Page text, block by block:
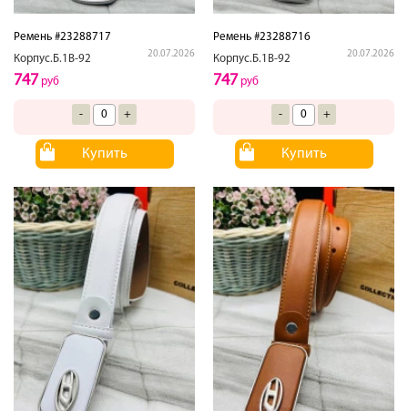
Ремень #23288717
Корпус.Б.1В-92
20.07.2026
747 руб
- +
Купить
Ремень #23288716
Корпус.Б.1В-92
20.07.2026
747 руб
- +
Купить